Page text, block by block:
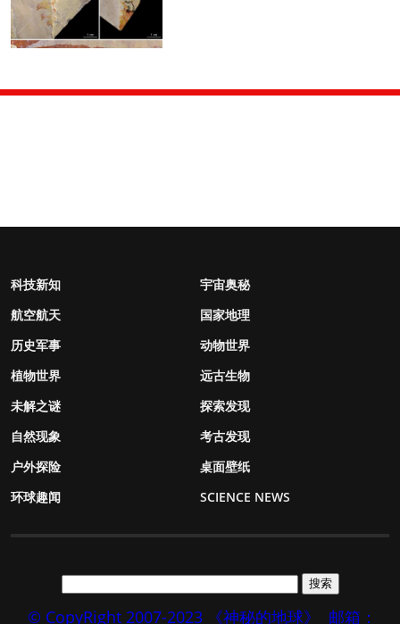
科技新知
宇宙奥秘
航空航天
国家地理
历史军事
动物世界
植物世界
远古生物
未解之谜
探索发现
自然现象
考古发现
户外探险
桌面壁纸
环球趣闻
SCIENCE NEWS
© CopyRight 2007-2023 《神秘的地球》 邮箱：